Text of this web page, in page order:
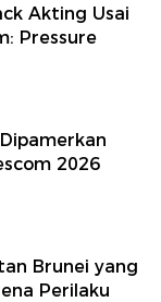
Akting Usai
Pressure
2026
Brunei yang
Perilaku